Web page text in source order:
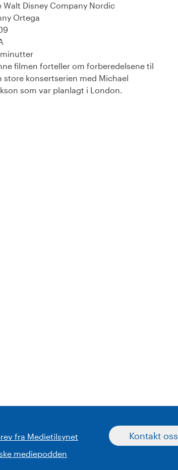
Walt Disney Company Nordic
Ortega
minutter
filmen forteller om forberedelsene til
store konsertserien med Michael
som var planlagt i London.
fra Medietilsynet
mediepodden
Kontakt oss